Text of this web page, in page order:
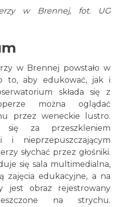
w Brennej, fot. UG
w Brennej powstało w
to, aby edukować, jak i
składa się z
można oglądać
przez weneckie lustro.
się za przeszkleniem
i nieprzepuszczającym
słychać przez głośniki.
się sala multimedialna,
zajęcia edukacyjne, a na
jest obraz rejestrowany
na strychu.